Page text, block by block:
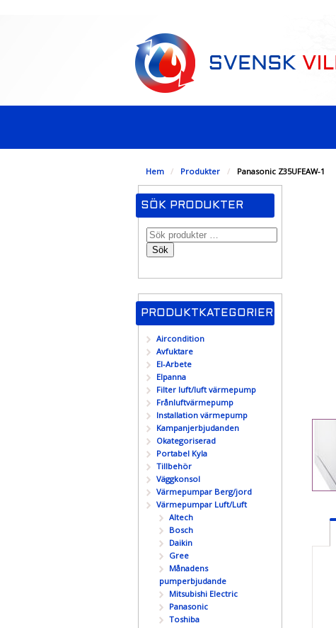
Hem / Produkter / Panasonic Z35UFEAW-1
SÖK PRODUKTER
Sök
PRODUKTKATEGORIER
Aircondition
Avfuktare
El-Arbete
Elpanna
Filter luft/luft värmepump
Frånluftvärmepump
Installation värmepump
Kampanjerbjudanden
Okategoriserad
Portabel Kyla
Tillbehör
Väggkonsol
Värmepumpar Berg/jord
Värmepumpar Luft/Luft
Altech
Bosch
Daikin
Gree
Månadens
pumperbjudande
Mitsubishi Electric
Panasonic
Toshiba